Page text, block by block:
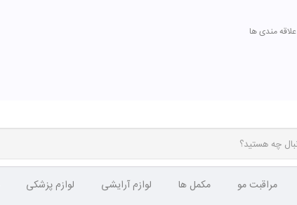
علاقه مندی ها
مراقبت مو مکمل ها لوازم آرایشی لوازم پزشکی